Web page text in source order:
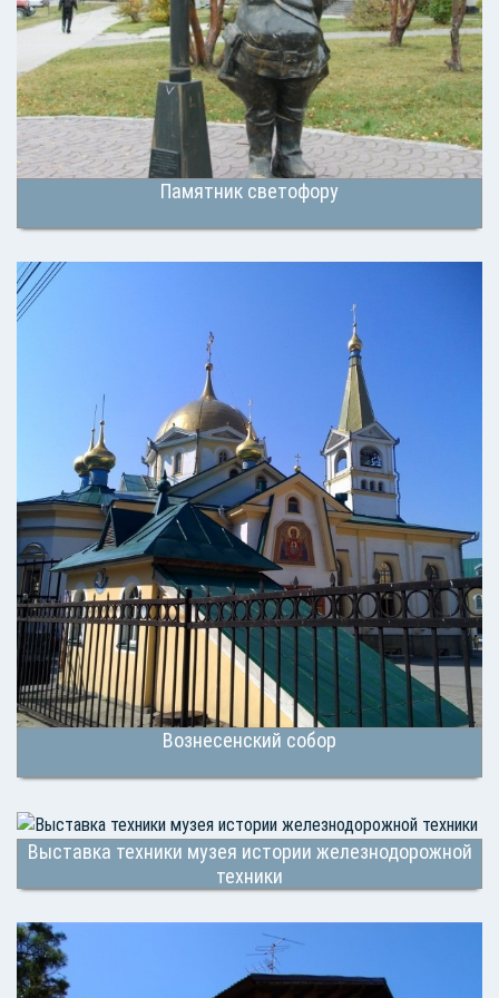
Памятник светофору
Вознесенский собор
Выставка техники музея истории железнодорожной
техники